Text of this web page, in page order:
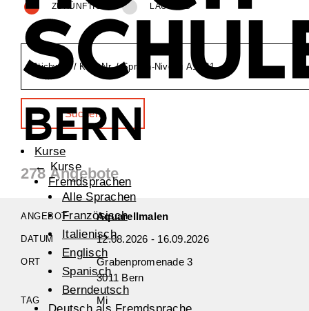
Kurse
← Kurse
Fremdsprachen
Alle Sprachen
Französisch
Italienisch
Englisch
Spanisch
Berndeutsch
ZUKÜNFTIG LAUFEND
278 Angebote
Aquarellmalen
12.08.2026 - 16.09.2026
Grabenpromenade 3
3011 Bern
Mi